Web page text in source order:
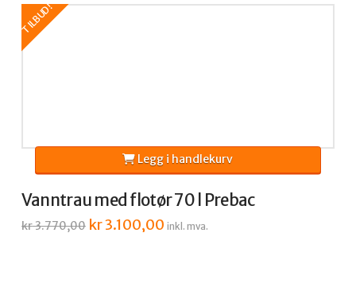
TILBUD!
Vanntrau med flotør 70 l Prebac
kr3.770,00 Opprinnelig
pris
kr3.100,00Nåværende
pris
inkl. mva.
Legg i handlekurv